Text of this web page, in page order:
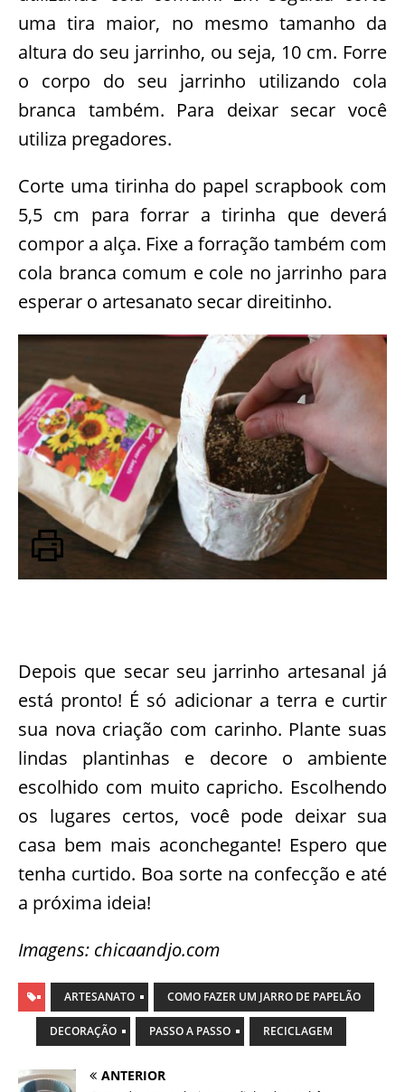
uma tira maior, no mesmo tamanho da
altura do seu jarrinho, ou seja, 10 cm. Forre
o corpo do seu jarrinho utilizando cola
branca também. Para deixar secar você
utiliza pregadores.
Corte uma tirinha do papel scrapbook com
5,5 cm para forrar a tirinha que deverá
compor a alça. Fixe a forração também com
cola branca comum e cole no jarrinho para
esperar o artesanato secar direitinho.
Depois que secar seu jarrinho artesanal já
está pronto! É só adicionar a terra e curtir
sua nova criação com carinho. Plante suas
lindas plantinhas e decore o ambiente
escolhido com muito capricho. Escolhendo
os lugares certos, você pode deixar sua
casa bem mais aconchegante! Espero que
tenha curtido. Boa sorte na confecção e até
a próxima ideia!
Imagens: chicaandjo.com
ARTESANATO COMO FAZER UM JARRO DE PAPELÃO
DECORAÇÃO PASSO A PASSO RECICLAGEM
ANTERIOR